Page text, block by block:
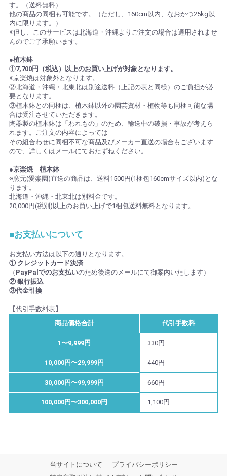
す。（送料無料）
他の商品の同梱も可能です。（ただし、160cm以内、なおかつ25kg以
内に限ります。）
※但し、このサービスは北海道・沖縄よりご注文の場合は適用されませ
んのでご了承願います。
●植木鉢
①7,700円（税込）以上のお買い上げが対象となります。
※京楽焼は対象外となります。
②北海道・沖縄・北東北は別途送料（上記の表と同様）のご負担が必
要となります。
③植木鉢との同梱は、植木鉢以外の園芸資材・植物等も同梱可能な場
合は受注させていただきます。
陶器製の植木鉢は「われもの」のため、輸送中の破損・事故が考えら
れます。ご注文の内容によっては
その組合わせに同梱不可な商品及びメーカー直送の場合もございます
ので、詳しくはメールにておたずねください。
●京楽焼 植木鉢
※窯元(愛楽園)直送の商品は、送料1500円(1梱包160cmサイズ以内)とな
ります。
北海道・沖縄・北東北は別料金です。
20,000円(税別)以上のお買い上げで1梱包送料無料となります。
■お支払いについて
お支払い方法は以下の通りとなります。
① クレジットカード決済
（ PayPalでのお支払いのため後送のメールにて御案内いたします）
② 銀行振込
③代金引換
【代引手数料表】
商品価格合計
代引手数料
1〜9,999円 330円
10,000円〜29,999円 440円
30,000円〜99,999円 660円
100,000円〜300,000円 1,100円
当サイトについて
プライバシーポリシー